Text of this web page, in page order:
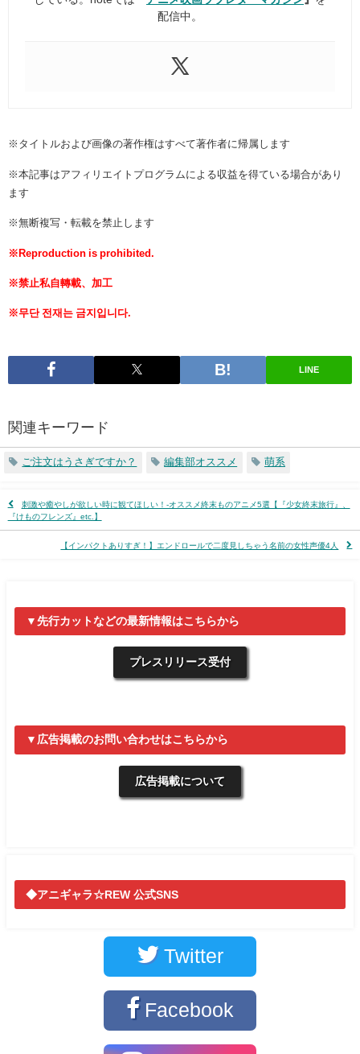
配信中。
※タイトルおよび画像の著作権はすべて著作者に帰属します
※本記事はアフィリエイトプログラムによる収益を得ている場合があり
ます
※無断複写・転載を禁止します
※Reproduction is prohibited.
※禁止私自轉載、加工
※무단 전재는 금지입니다.
LINE
関連キーワード
ご注文はうさぎですか？ 編集部オススメ 萌系
刺激や癒やしが欲しい時に観てほしい！-オススメ終末ものアニメ5選【『少女終末旅行』、
『けものフレンズ』etc.】
【インパクトありすぎ！】エンドロールで二度見しちゃう名前の女性声優4人
▼先行カットなどの最新情報はこちらから
プレスリリース受付
▼広告掲載のお問い合わせはこちらから
広告掲載について
◆アニギャラ☆REW 公式SNS
Twitter
Facebook